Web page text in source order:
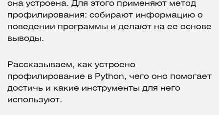
она устроена. Для этого применяют метод
профилирования: собирают информацию о
поведении программы и делают на ее основе
выводы.
Рассказываем, как устроено
профилирование в Python, чего оно помогает
достичь и какие инструменты для него
используют.